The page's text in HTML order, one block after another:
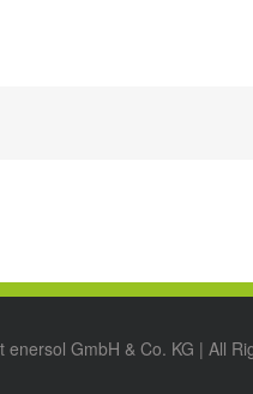
enersol GmbH & Co. KG | All